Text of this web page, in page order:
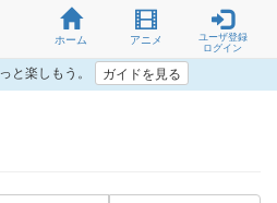
ホーム アニメ
ユーザ登録
ログイン
と楽しもう。 ガイドを見る